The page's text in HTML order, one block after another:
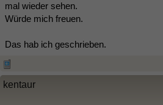
mal wieder sehen.
Würde mich freuen.
Das hab ich geschrieben.
kentaur